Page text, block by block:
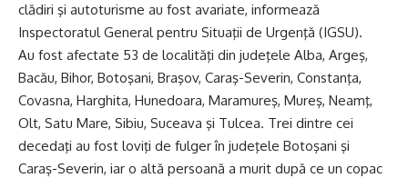
clădiri şi autoturisme au fost avariate, informează
Inspectoratul General pentru Situaţii de Urgenţă (IGSU).
Au fost afectate 53 de localităţi din judeţele Alba, Argeş,
Bacău, Bihor, Botoşani, Braşov, Caraş-Severin, Constanţa,
Covasna, Harghita, Hunedoara, Maramureş, Mureş, Neamţ,
Olt, Satu Mare, Sibiu, Suceava şi Tulcea. Trei dintre cei
decedaţi au fost loviţi de fulger în judeţele Botoşani şi
Caraş-Severin, iar o altă persoană a murit după ce un copac